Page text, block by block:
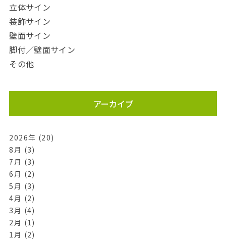
立体サイン
装飾サイン
壁面サイン
脚付／壁面サイン
その他
アーカイブ
2026年 (20)
8月 (3)
7月 (3)
6月 (2)
5月 (3)
4月 (2)
3月 (4)
2月 (1)
1月 (2)